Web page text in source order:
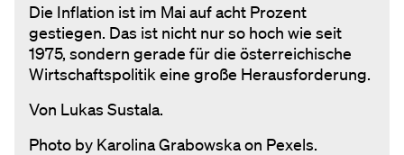
Die Inflation ist im Mai auf acht Prozent
gestiegen. Das ist nicht nur so hoch wie seit
1975, sondern gerade für die österreichische
Wirtschaftspolitik eine große Herausforderung.
Von Lukas Sustala.
Photo by Karolina Grabowska on Pexels.